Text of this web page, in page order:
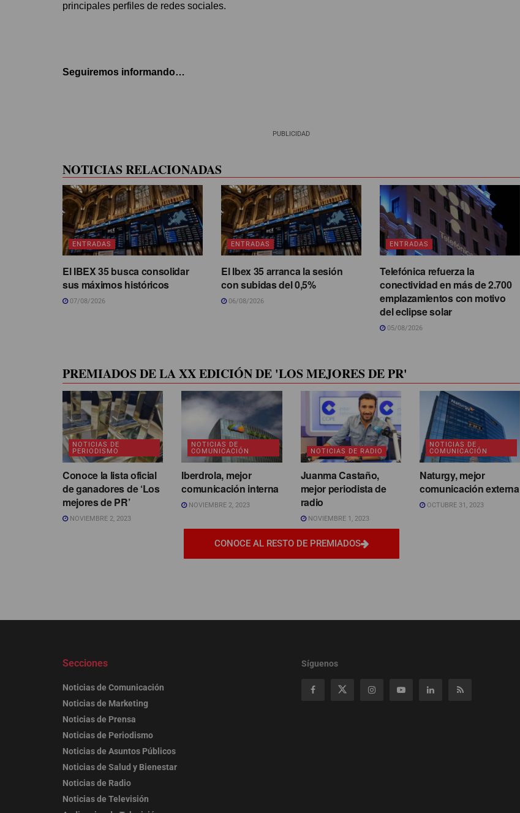
principales perfiles de redes sociales.
Seguiremos informando…
PUBLICIDAD
NOTICIAS RELACIONADAS
ENTRADAS
El IBEX 35 busca consolidar
sus máximos históricos
07/08/2026
ENTRADAS
El Ibex 35 arranca la sesión
con subidas del 0,5%
06/08/2026
ENTRADAS
Telefónica refuerza la
conectividad en más de 2.700
emplazamientos con motivo
del eclipse solar
05/08/2026
PREMIADOS DE LA XX EDICIÓN DE 'LOS MEJORES DE PR'
NOTICIAS DE
PERIODISMO
Conoce la lista oficial
de ganadores de ‘Los
mejores de PR’
NOVIEMBRE 2, 2023
NOTICIAS DE
COMUNICACIÓN
Iberdrola, mejor
comunicación interna
NOVIEMBRE 2, 2023
NOTICIAS DE RADIO
Juanma Castaño,
mejor periodista de
radio
NOVIEMBRE 1, 2023
NOTICIAS DE
COMUNICACIÓN
Naturgy, mejor
comunicación externa
OCTUBRE 31, 2023
CONOCE AL RESTO DE PREMIADOS
Secciones
Noticias de Comunicación
Noticias de Marketing
Noticias de Prensa
Noticias de Periodismo
Noticias de Asuntos Públicos
Noticias de Salud y Bienestar
Noticias de Radio
Noticias de Televisión
Síguenos